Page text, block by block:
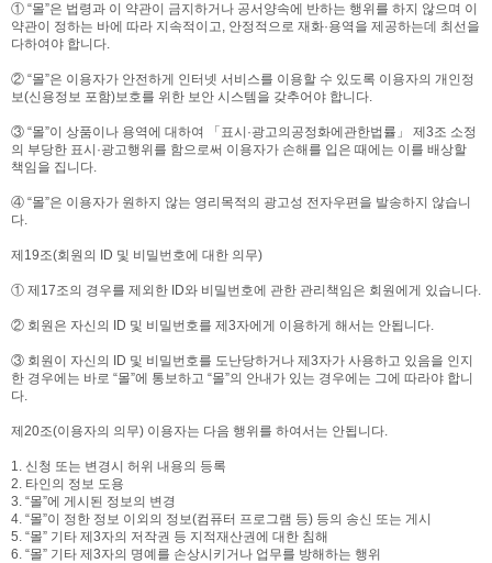
① “몰”은 법령과 이 약관이 금지하거나 공서양속에 반하는 행위를 하지 않으며 이
약관이 정하는 바에 따라 지속적이고, 안정적으로 재화·용역을 제공하는데 최선을
다하여야 합니다.
② “몰”은 이용자가 안전하게 인터넷 서비스를 이용할 수 있도록 이용자의 개인정
보(신용정보 포함)보호를 위한 보안 시스템을 갖추어야 합니다.
③ “몰”이 상품이나 용역에 대하여 「표시·광고의공정화에관한법률」 제3조 소정
의 부당한 표시·광고행위를 함으로써 이용자가 손해를 입은 때에는 이를 배상할
책임을 집니다.
④ “몰”은 이용자가 원하지 않는 영리목적의 광고성 전자우편을 발송하지 않습니
다.
제19조(회원의 ID 및 비밀번호에 대한 의무)
① 제17조의 경우를 제외한 ID와 비밀번호에 관한 관리책임은 회원에게 있습니다.
② 회원은 자신의 ID 및 비밀번호를 제3자에게 이용하게 해서는 안됩니다.
③ 회원이 자신의 ID 및 비밀번호를 도난당하거나 제3자가 사용하고 있음을 인지
한 경우에는 바로 “몰”에 통보하고 “몰”의 안내가 있는 경우에는 그에 따라야 합니
다.
제20조(이용자의 의무) 이용자는 다음 행위를 하여서는 안됩니다.
1. 신청 또는 변경시 허위 내용의 등록
2. 타인의 정보 도용
3. “몰”에 게시된 정보의 변경
4. “몰”이 정한 정보 이외의 정보(컴퓨터 프로그램 등) 등의 송신 또는 게시
5. “몰” 기타 제3자의 저작권 등 지적재산권에 대한 침해
6. “몰” 기타 제3자의 명예를 손상시키거나 업무를 방해하는 행위